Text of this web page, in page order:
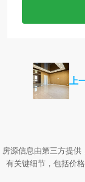
上
房源信息由第三方提供
有关键细节，包括价